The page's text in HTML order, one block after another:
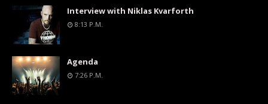
Interview with Niklas Kvarforth
8:13 P.m.
Agenda
7:26 P.m.